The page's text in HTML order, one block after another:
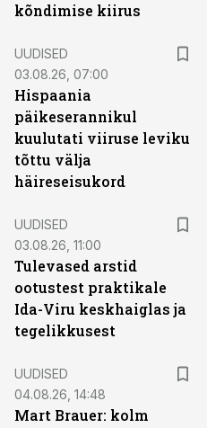
kõndimise kiirus
UUDISED
03.08.26, 07:00
Hispaania
päikeserannikul
kuulutati viiruse leviku
tõttu välja
häireseisukord
UUDISED
03.08.26, 11:00
Tulevased arstid
ootustest praktikale
Ida-Viru keskhaiglas ja
tegelikkusest
UUDISED
04.08.26, 14:48
Mart Brauer: kolm